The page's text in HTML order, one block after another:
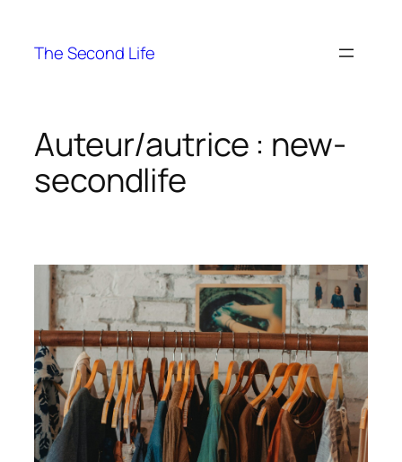
The Second Life
Auteur/autrice : new-
secondlife